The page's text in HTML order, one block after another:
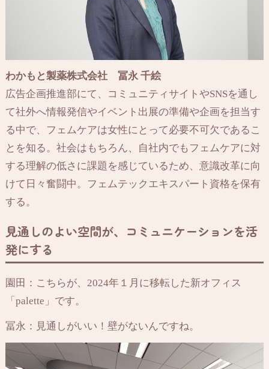
わかもと製薬株式会社 冨永 千絵
広告企画推進部にて、コミュニティサイトやSNSを通し
て社外へ情報発信やイベント出展の準備や企画を担当す
る中で、フェムケアは女性にとって必要不可欠であるこ
とを知る。社会はもちろん、自社内でもフェムケアに対
する理解の低さに課題を感じているため、意識改革に向
けて日々奮闘中。フェムテックエキスパート資格を保有
する。
見通しのよい空間が、コミュニケーションを活
発にする
園田：こちらが、2024年１月に移転した新オフィス
「palette」です。
冨永：見通しがいい！壁がないんですね。